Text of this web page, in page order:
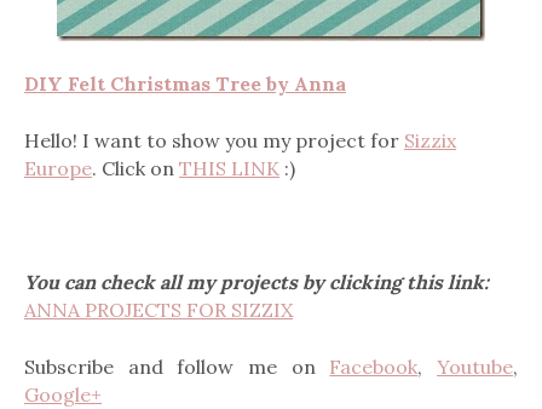
DIY Felt Christmas Tree by Anna
Hello! I want to show you my project for Sizzix
Europe. Click on THIS LINK :)
You can check all my projects by clicking this link:
ANNA PROJECTS FOR SIZZIX
Subscribe and follow me on Facebook,Youtube,
Google+